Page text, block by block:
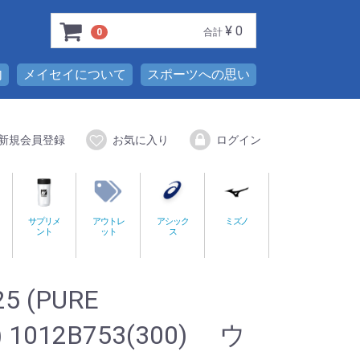
0 合計 ¥ 0
メイセイについて スポーツへの思い
規会員登録 お気に入り ログイン
サプリメ
ント
アウトレ
ット
アシック
ス
ミズノ
(PURE
1012B753(300) ウ